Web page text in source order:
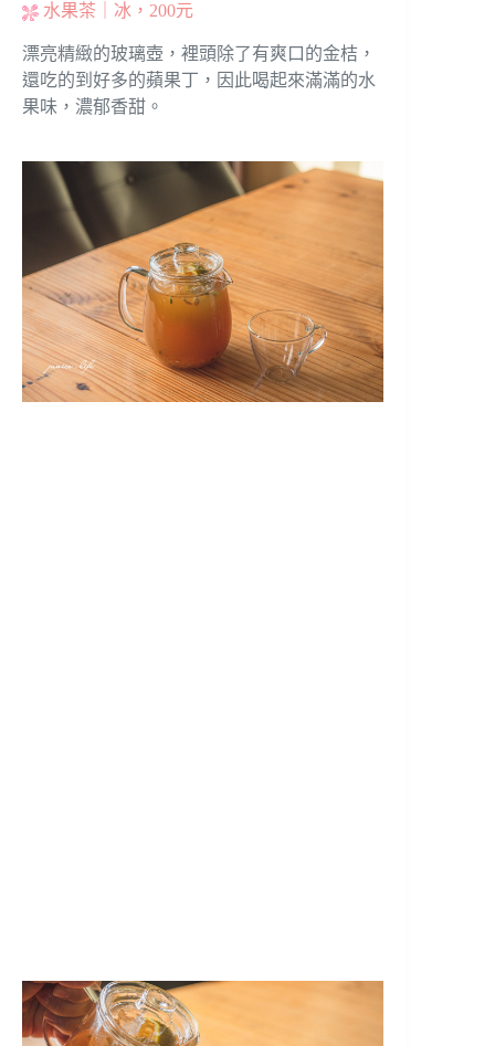
水果茶｜冰，200元
漂亮精緻的玻璃壺，裡頭除了有爽口的金桔，
還吃的到好多的蘋果丁，因此喝起來滿滿的水
果味，濃郁香甜。